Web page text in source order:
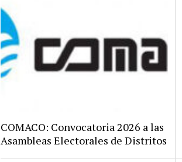
COMACO: Convocatoria 2026 a las
Asambleas Electorales de Distritos